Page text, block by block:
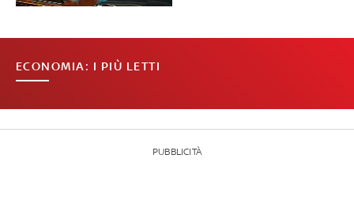
ECONOMIA: I PIÙ LETTI
PUBBLICITÀ